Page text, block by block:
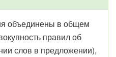
объединены в общем
правил об
слов в предложении),